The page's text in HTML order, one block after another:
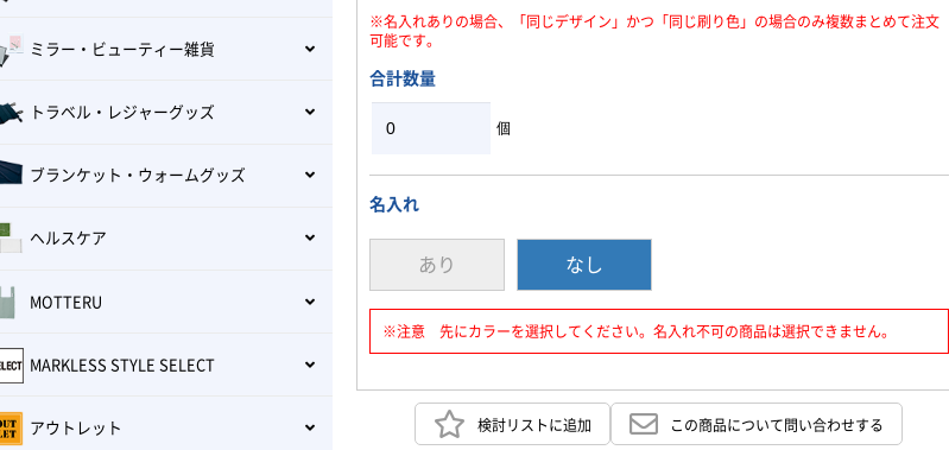
※名入れありの場合、「同じデザイン」かつ「同じ刷り色」の場合のみ複数まとめて注文
可能です。
合計数量
個
名入れ
あり なし
※注意 先にカラーを選択してください。名入れ不可の商品は選択できません。
検討リストに追加 この商品について問い合わせする
ミラー・ビューティー雑貨
トラベル・レジャーグッズ
ブランケット・ウォームグッズ
ヘルスケア
MOTTERU
MARKLESS STYLE SELECT
アウトレット